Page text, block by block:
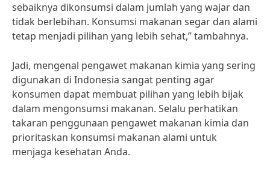
sebaiknya dikonsumsi dalam jumlah yang wajar dan
tidak berlebihan. Konsumsi makanan segar dan alami
tetap menjadi pilihan yang lebih sehat,” tambahnya.
Jadi, mengenal pengawet makanan kimia yang sering
digunakan di Indonesia sangat penting agar
konsumen dapat membuat pilihan yang lebih bijak
dalam mengonsumsi makanan. Selalu perhatikan
takaran penggunaan pengawet makanan kimia dan
prioritaskan konsumsi makanan alami untuk
menjaga kesehatan Anda.